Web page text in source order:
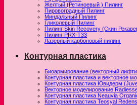
Желтый (Ретиноевый ) Пилинг
Пировоградный Пилинг
Миндальный Пилинг
Гликолевый Пилинг
Пилинг Skin Recovery (Скин
Пилинг PRX-T33
Лазерный карбоновый пилинг
Контурная пластика
Биоармирование (векторный
Контурная пластика и векторное
Контурная пластика Ювидерм
Векторное моделирование
Контурная пластика Neauvia
Контурная пластика Teosyal